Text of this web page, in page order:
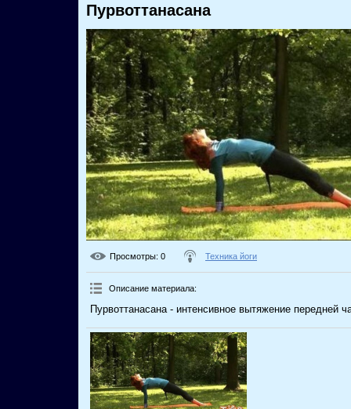
Пурвоттанасана
Просмотры: 0 Техника йоги
Описание материала:
Пурвоттанасана - интенсивное вытяжение передней